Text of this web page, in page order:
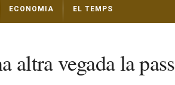
ECONOMIA EL TEMPS
altra vegada la